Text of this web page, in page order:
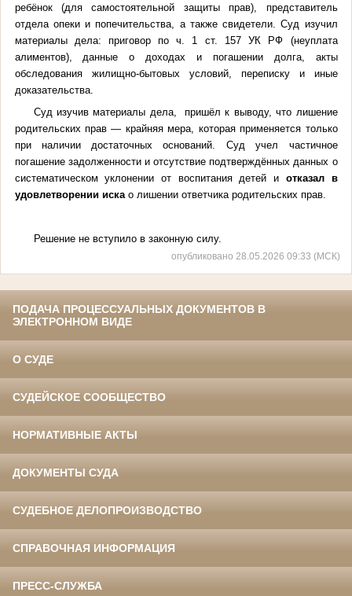
ребёнок (для самостоятельной защиты прав), представитель
отдела опеки и попечительства, а также свидетели. Суд изучил
материалы дела: приговор по ч. 1 ст. 157 УК РФ (неуплата
алиментов), данные о доходах и погашении долга, акты
обследования жилищно‑бытовых условий, переписку и иные
доказательства.
Суд изучив материалы дела, пришёл к выводу, что лишение
родительских прав — крайняя мера, которая применяется только
при наличии достаточных оснований. Суд учел частичное
погашение задолженности и отсутствие подтверждённых данных о
систематическом уклонении от воспитания детей и отказал в
удовлетворении искао лишении ответчика родительских прав.
Решение не вступило в законную силу.
опубликовано 28.05.2026 09:33 (МСК)
ПОДАЧА ПРОЦЕССУАЛЬНЫХ ДОКУМЕНТОВ В
ЭЛЕКТРОННОМ ВИДЕ
О СУДЕ
СУДЕЙСКОЕ СООБЩЕСТВО
НОРМАТИВНЫЕ АКТЫ
ДОКУМЕНТЫ СУДА
СУДЕБНОЕ ДЕЛОПРОИЗВОДСТВО
СПРАВОЧНАЯ ИНФОРМАЦИЯ
ПРЕСС-СЛУЖБА